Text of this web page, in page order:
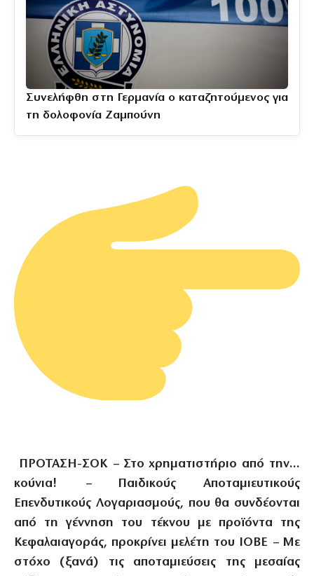
Συνελήφθη στη Γερμανία ο καταζητούμενος για
τη δολοφονία Ζαμπούνη
ΠΡΟΤΑΣΗ-ΣΟΚ – Στο χρηματιστήριο από την…
κούνια! – Παιδικούς Αποταμιευτικούς
Επενδυτικούς Λογαριασμούς, που θα συνδέονται
από τη γέννηση του τέκνου με προϊόντα της
Κεφαλαιαγοράς, προκρίνει μελέτη του ΙΟΒΕ – Με
στόχο (ξανά) τις αποταμιεύσεις της μεσαίας